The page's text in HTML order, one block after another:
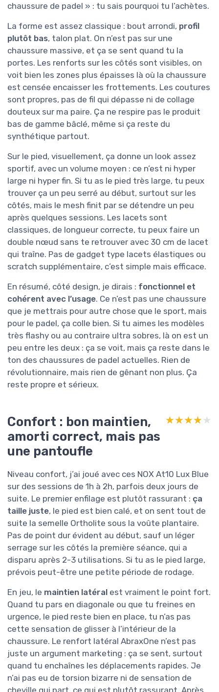
chaussure de padel » : tu sais pourquoi tu l’achètes.
La forme est assez classique : bout arrondi, profil
plutôt bas, talon plat. On n’est pas sur une
chaussure massive, et ça se sent quand tu la
portes. Les renforts sur les côtés sont visibles, on
voit bien les zones plus épaisses là où la chaussure
est censée encaisser les frottements. Les coutures
sont propres, pas de fil qui dépasse ni de collage
douteux sur ma paire. Ça ne respire pas le produit
bas de gamme bâclé, même si ça reste du
synthétique partout.
Sur le pied, visuellement, ça donne un look assez
sportif, avec un volume moyen : ce n’est ni hyper
large ni hyper fin. Si tu as le pied très large, tu peux
trouver ça un peu serré au début, surtout sur les
côtés, mais le mesh finit par se détendre un peu
après quelques sessions. Les lacets sont
classiques, de longueur correcte, tu peux faire un
double nœud sans te retrouver avec 30 cm de lacet
qui traîne. Pas de gadget type lacets élastiques ou
scratch supplémentaire, c’est simple mais efficace.
En résumé, côté design, je dirais : fonctionnel et
cohérent avec l’usage. Ce n’est pas une chaussure
que je mettrais pour autre chose que le sport, mais
pour le padel, ça colle bien. Si tu aimes les modèles
très flashy ou au contraire ultra sobres, là on est un
peu entre les deux : ça se voit, mais ça reste dans le
ton des chaussures de padel actuelles. Rien de
révolutionnaire, mais rien de gênant non plus. Ça
reste propre et sérieux.
Confort : bon maintien,
amorti correct, mais pas
une pantoufle
★★★★★
★★★★★
Niveau confort, j’ai joué avec ces NOX At10 Lux Blue
sur des sessions de 1h à 2h, parfois deux jours de
suite. Le premier enfilage est plutôt rassurant : ça
taille juste, le pied est bien calé, et on sent tout de
suite la semelle Ortholite sous la voûte plantaire.
Pas de point dur évident au début, sauf un léger
serrage sur les côtés la première séance, qui a
disparu après 2-3 utilisations. Si tu as le pied large,
prévois peut-être une petite période de rodage.
En jeu, le maintien latéral est vraiment le point fort.
Quand tu pars en diagonale ou que tu freines en
urgence, le pied reste bien en place, tu n’as pas
cette sensation de glisser à l’intérieur de la
chaussure. Le renfort latéral AbraxOne n’est pas
juste un argument marketing : ça se sent, surtout
quand tu enchaînes les déplacements rapides. Je
n’ai pas eu de torsion bizarre ni de sensation de
cheville qui part, ce qui est plutôt rassurant. Après